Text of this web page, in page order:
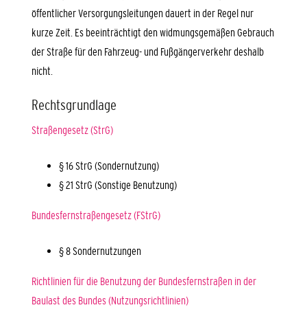
öffentlicher Versorgungsleitungen dauert in der Regel nur
kurze Zeit. Es beeinträchtigt den widmungsgemäßen Gebrauch
der Straße für den Fahrzeug- und Fußgängerverkehr deshalb
nicht.
Rechtsgrundlage
Straßengesetz (StrG)
§ 16 StrG (Sondernutzung)
§ 21 StrG (Sonstige Benutzung)
Bundesfernstraßengesetz (FStrG)
§ 8 Sondernutzungen
Richtlinien für die Benutzung der Bundesfernstraßen in der
Baulast des Bundes (Nutzungsrichtlinien)